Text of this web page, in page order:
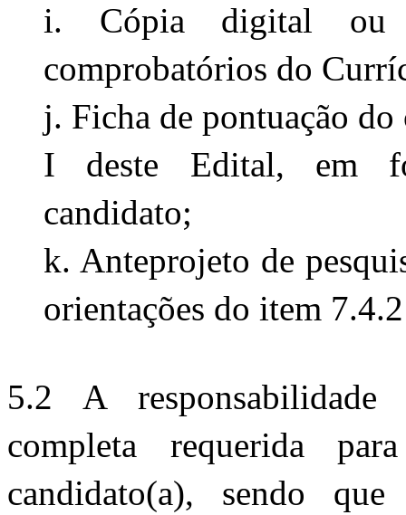
i. Cópia digital ou
comprobatórios do
j. Ficha de pontuação
I deste Edital, em
candidato;
k. Anteprojeto de
orientações do item
5.2 A
completa requerida
candidato(a), sendo